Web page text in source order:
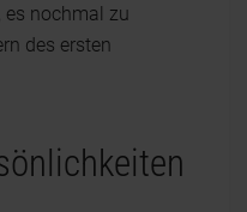
nochmal zu
des ersten